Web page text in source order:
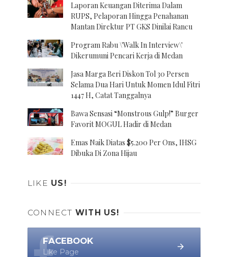
Laporan Keuangan Diterima Dalam
RUPS, Pelaporan Hingga Penahanan
Mantan Direktur PT GKS Dinilai Rancu
Program Rabu \'Walk In Interview\'
Dikerumuni Pencari Kerja di Medan
Jasa Marga Beri Diskon Tol 30 Persen
Selama Dua Hari Untuk Momen Idul Fitri
1447 H, Catat Tanggalnya
Bawa Sensasi “Monstrous Gulp!” Burger
Favorit MOGUL Hadir di Medan
Emas Naik Diatas $5.200 Per Ons, IHSG
Dibuka Di Zona Hijau
LIKE US!
CONNECT WITH US!
FACEBOOK
Like Page